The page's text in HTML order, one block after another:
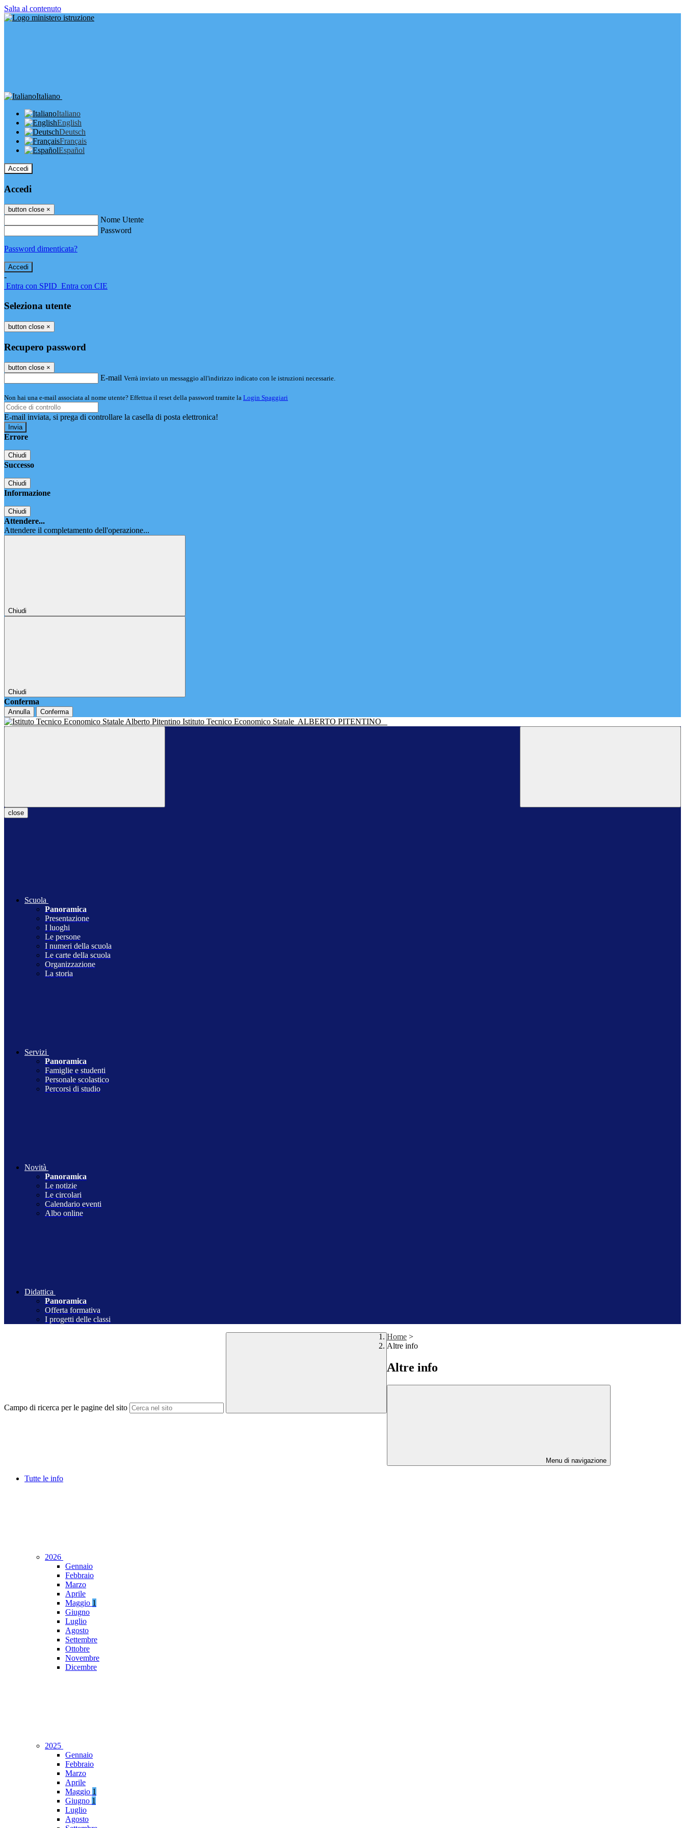
Salta al contenuto
Italiano
Italiano
English
Deutsch
Français
Español
Accedi
Accedi
button close ×
Nome Utente
Password
Password dimenticata?
-
Entra con SPID Entra con CIE
Seleziona utente
button close ×
Recupero password
button close ×
E-mail Verrà inviato un messaggio all'indirizzo indicato con le istruzioni necessarie.
Non hai una e-mail associata al nome utente? Effettua il reset della password tramite la Login Spaggiari
E-mail inviata, si prega di controllare la casella di posta elettronica!
Errore
Chiudi
Successo
Chiudi
Informazione
Chiudi
Attendere...
Attendere il completamento dell'operazione...
Chiudi
Chiudi
Conferma
Annulla Conferma
Istituto Tecnico Economico Statale ALBERTO PITENTINO
close
Scuola
Panoramica
Presentazione
I luoghi
Le persone
I numeri della scuola
Le carte della scuola
Organizzazione
La storia
Servizi
Panoramica
Famiglie e studenti
Personale scolastico
Percorsi di studio
Novità
Panoramica
Le notizie
Le circolari
Calendario eventi
Albo online
Didattica
Panoramica
Offerta formativa
I progetti delle classi
Campo di ricerca per le pagine del sito
Home >
Altre info
Altre info
Menu di navigazione
Tutte le info
2026
Gennaio
Febbraio
Marzo
Aprile
Maggio 1
Giugno
Luglio
Agosto
Settembre
Ottobre
Novembre
Dicembre
2025
Gennaio
Febbraio
Marzo
Aprile
Maggio 1
Giugno 1
Luglio
Agosto